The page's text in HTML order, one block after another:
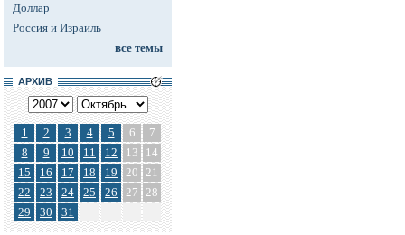
Доллар
Россия и Израиль
все темы
АРХИВ
1 2 3 4 5 6
7
8
9 10 11 12 13
14
15
16 17 18 19 20 21
22
23 24 25 26 27 28
29
30 31